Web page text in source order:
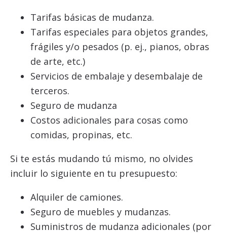
Tarifas básicas de mudanza.
Tarifas especiales para objetos grandes,
frágiles y/o pesados (p. ej., pianos, obras
de arte, etc.)
Servicios de embalaje y desembalaje de
terceros.
Seguro de mudanza
Costos adicionales para cosas como
comidas, propinas, etc.
Si te estás mudando tú mismo, no olvides
incluir lo siguiente en tu presupuesto:
Alquiler de camiones.
Seguro de muebles y mudanzas.
Suministros de mudanza adicionales (por